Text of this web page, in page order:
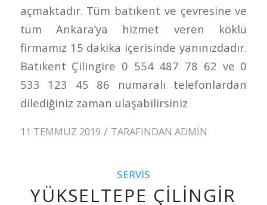
açmaktadır. Tüm batıkent ve çevresine ve
tüm Ankara’ya hizmet veren köklü
firmamız 15 dakika içerisinde yanınızdadır.
Batıkent Çilingire 0 554 487 78 62 ve 0
533 123 45 86 numaralı telefonlardan
dilediğiniz zaman ulaşabilirsiniz
11 TEMMUZ 2019 / TARAFINDAN ADMIN
SERVIS
YÜKSELTEPE ÇILINGIR